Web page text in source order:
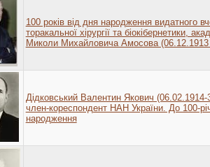
100 років від дня народження видатного
торакальної хірургії та біокібернетики,
Миколи Михайловича Амосова (06.12.1913
Дідковський Валентин Якович (06.02.1914-
член-кореспондент НАН України. До 100-
народження